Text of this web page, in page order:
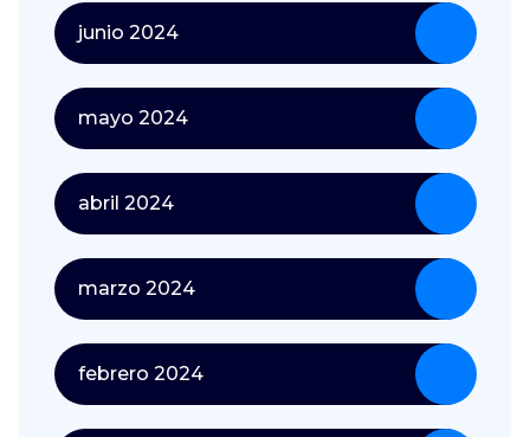
junio 2024
mayo 2024
abril 2024
marzo 2024
febrero 2024